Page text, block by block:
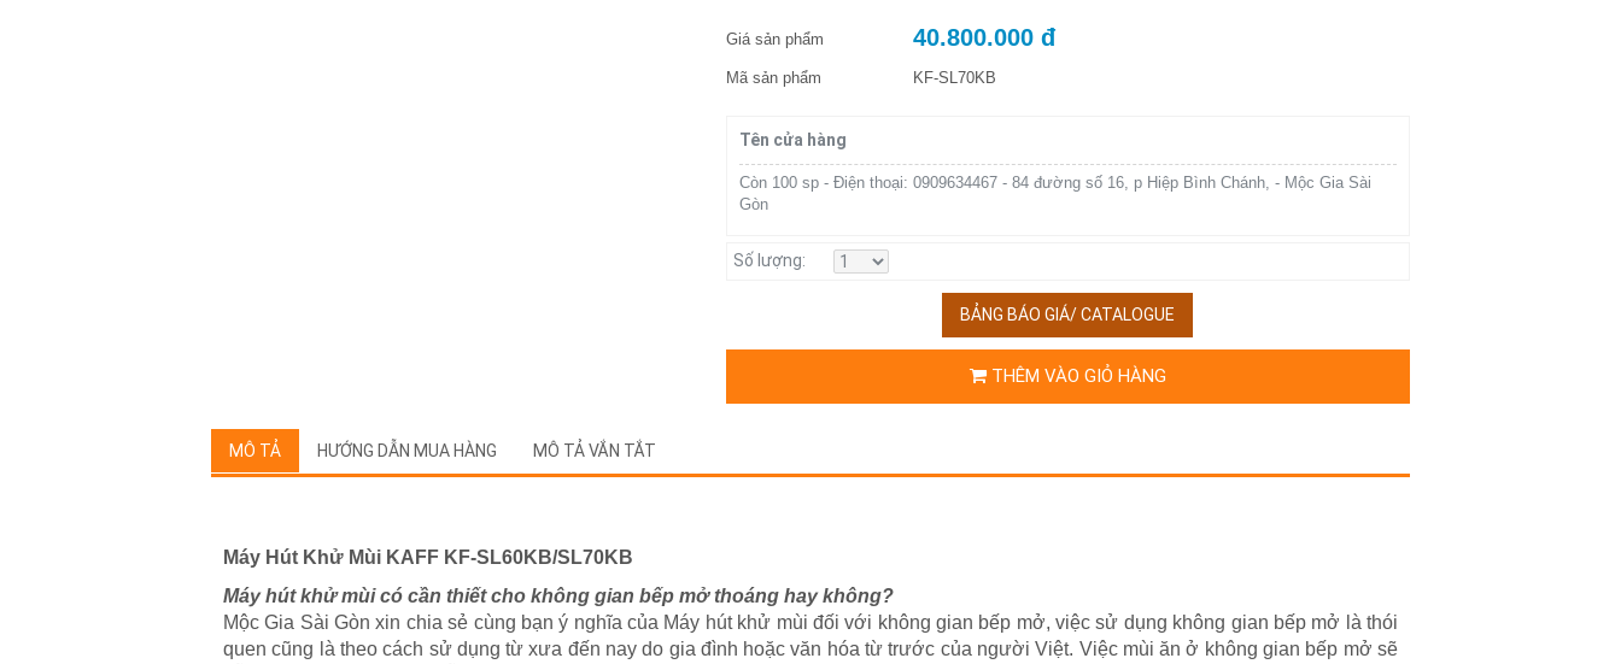
Giá sản phẩm 40.800.000 đ
Mã sản phẩm KF-SL70KB
Tên cửa hàng
Còn 100 sp - Điện thoại: 0909634467 - 84 đường số 16, p Hiệp Bình Chánh, - Mộc Gia Sài
Gòn
Số lượng:
BẢNG BÁO GIÁ/ CATALOGUE
THÊM VÀO GIỎ HÀNG
MÔ TẢ HƯỚNG DẪN MUA HÀNG MÔ TẢ VẮN TẮT
Máy Hút Khử Mùi KAFF KF-SL60KB/SL70KB
Máy hút khử mùi có cần thiết cho không gian bếp mở thoáng hay không?
Mộc Gia Sài Gòn xin chia sẻ cùng bạn ý nghĩa của Máy hút khử mùi đối với không gian bếp mở, việc sử dụng không gian bếp mở là thói
quen cũng là theo cách sử dụng từ xưa đến nay do gia đình hoặc văn hóa từ trước của người Việt. Việc mùi ăn ở không gian bếp mở sẽ